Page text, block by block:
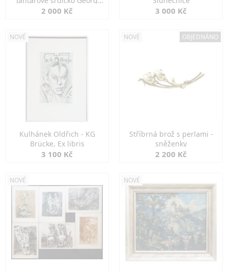
Kramer
2 000 Kč 3 000 Kč
NOVÉ
Kulhánek Oldřich - KG
Brücke, Ex libris
3 100 Kč
NOVÉ OBJEDNÁNO
Stříbrná brož s perlami -
sněženky
2 200 Kč
NOVÉ NOVÉ